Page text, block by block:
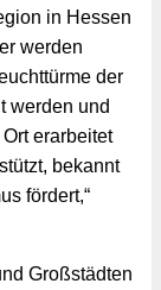
in Hessen
werden
der
werden und
erarbeitet
bekannt
fördert,“
Großstädten